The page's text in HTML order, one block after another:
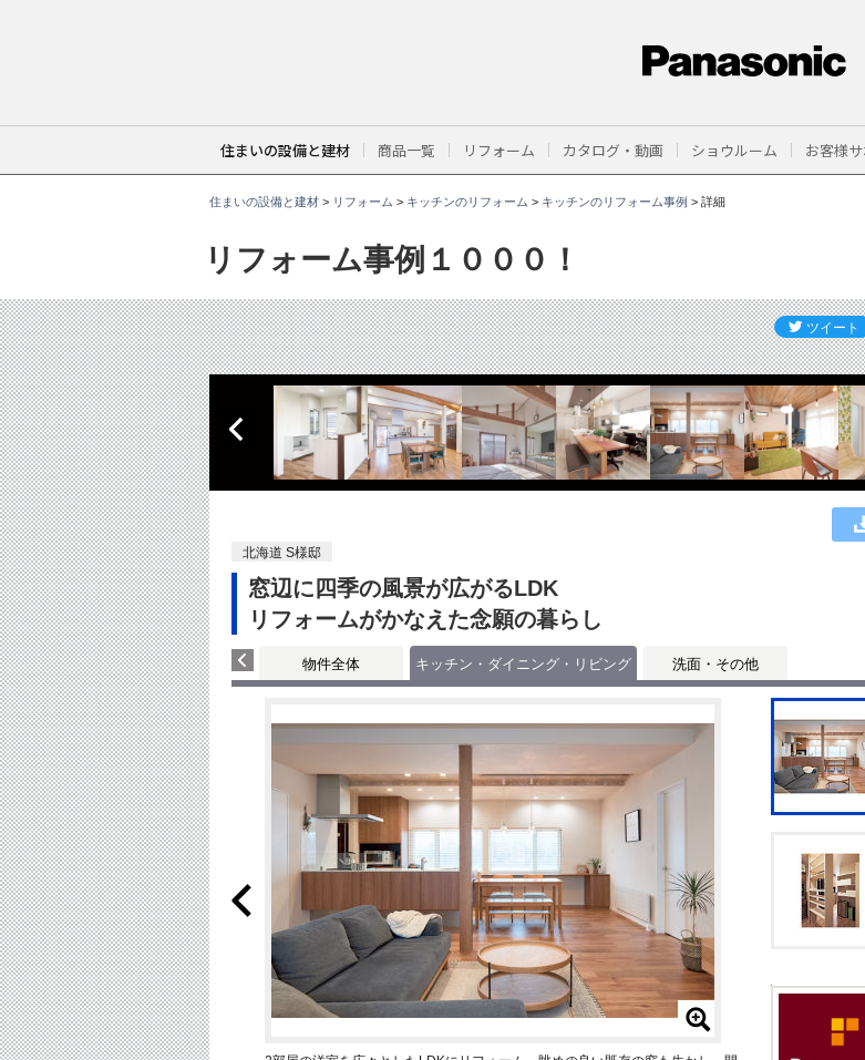
住まいの設備と建材 商品一覧 リフォーム カタログ・動画 ショウルーム お客様
住まいの設備と建材> リフォーム > キッチンのリフォーム > キッチンのリフォーム事例 > 詳細
リフォーム事例１０００！
。
北海道 S様邸
窓辺に四季の風景が広がるLDK
リフォームがかなえた念願の暮らし
物件全体 キッチン・ダイニング・リビング 洗面・その他